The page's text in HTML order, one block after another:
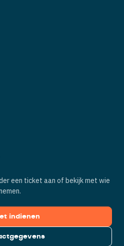
een ticket aan of bekijk met wie
indienen